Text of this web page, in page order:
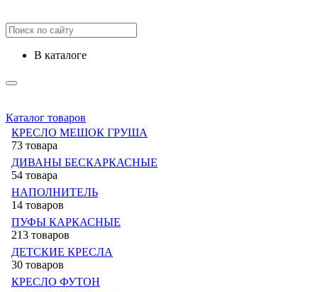
в каталоге
Каталог товаров
КРЕСЛО МЕШОК ГРУША
73 товара
ДИВАНЫ БЕСКАРКАСНЫЕ
54 товара
НАПОЛНИТЕЛЬ
14 товаров
ПУФЫ КАРКАСНЫЕ
213 товаров
ДЕТСКИЕ КРЕСЛА
30 товаров
КРЕСЛО ФУТОН